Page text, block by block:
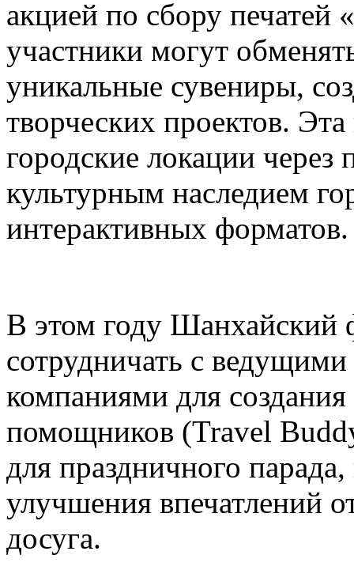
акцией по сбору печатей
участники могут
уникальные сувениры,
творческих проектов.
городские локации через
культурным наследием
интерактивных форматов.
В этом году Шанхайский
сотрудничать с
компаниями для
помощников (Travel
для праздничного
улучшения впечатлений
досуга.